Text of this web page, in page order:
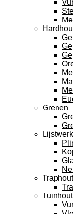
Grenen
Lijstwerk
Tuinhout